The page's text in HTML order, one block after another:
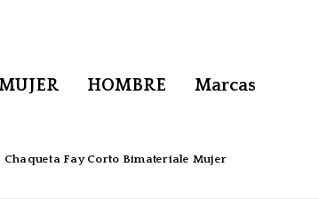
HOMBRE Marcas
Chaqueta Fay Corto Bimateriale Mujer